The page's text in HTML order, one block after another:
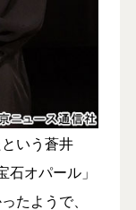
いう蒼井
オパール」
たようで、